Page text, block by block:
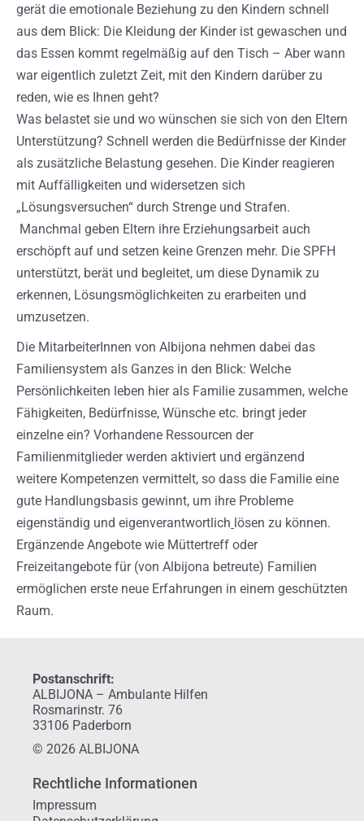
gerät die emotionale Beziehung zu den Kindern schnell
aus dem Blick: Die Kleidung der Kinder ist gewaschen und
das Essen kommt regelmäßig auf den Tisch – Aber wann
war eigentlich zuletzt Zeit, mit den Kindern darüber zu
reden, wie es Ihnen geht?
Was belastet sie und wo wünschen sie sich von den Eltern
Unterstützung? Schnell werden die Bedürfnisse der Kinder
als zusätzliche Belastung gesehen. Die Kinder reagieren
mit Auffälligkeiten und widersetzen sich
„Lösungsversuchen“ durch Strenge und Strafen.
Manchmal geben Eltern ihre Erziehungsarbeit auch
erschöpft auf und setzen keine Grenzen mehr. Die SPFH
unterstützt, berät und begleitet, um diese Dynamik zu
erkennen, Lösungsmöglichkeiten zu erarbeiten und
umzusetzen.
Die MitarbeiterInnen von Albijona nehmen dabei das
Familiensystem als Ganzes in den Blick: Welche
Persönlichkeiten leben hier als Familie zusammen, welche
Fähigkeiten, Bedürfnisse, Wünsche etc. bringt jeder
einzelne ein? Vorhandene Ressourcen der
Familienmitglieder werden aktiviert und ergänzend
weitere Kompetenzen vermittelt, so dass die Familie eine
gute Handlungsbasis gewinnt, um ihre Probleme
eigenständig und eigenverantwortlich lösen zu können.
Ergänzende Angebote wie Müttertreff oder
Freizeitangebote für (von Albijona betreute) Familien
ermöglichen erste neue Erfahrungen in einem geschützten
Raum.
Postanschrift:
ALBIJONA – Ambulante Hilfen
Rosmarinstr. 76
33106 Paderborn
© 2026 ALBIJONA
Rechtliche Informationen
Impressum